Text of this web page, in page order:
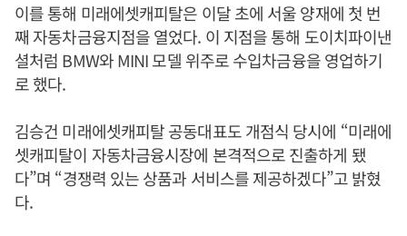
이를 통해 미래에셋캐피탈은 이달 초에 서울 양재에 첫 번
째 자동차금융지점을 열었다. 이 지점을 통해 도이치파이낸
셜처럼 BMW와 MINI 모델 위주로 수입차금융을 영업하기
로 했다.
김승건 미래에셋캐피탈 공동대표도 개점식 당시에 “미래에
셋캐피탈이 자동차금융시장에 본격적으로 진출하게 됐
다”며 “경쟁력 있는 상품과 서비스를 제공하겠다”고 밝혔
다.